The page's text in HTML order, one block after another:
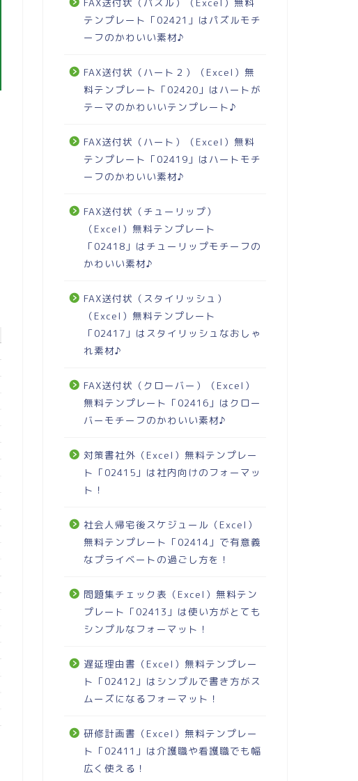
テンプレート「02421」はパズルモチ
ーフのかわいい素材♪
FAX送付状（ハート２）（Excel）無
料テンプレート「02420」はハートが
テーマのかわいいテンプレート♪
FAX送付状（ハート）（Excel）無料
テンプレート「02419」はハートモチ
ーフのかわいい素材♪
FAX送付状（チューリップ）
（Excel）無料テンプレート
「02418」はチューリップモチーフの
かわいい素材♪
FAX送付状（スタイリッシュ）
（Excel）無料テンプレート
「02417」はスタイリッシュなおしゃ
れ素材♪
FAX送付状（クローバー）（Excel）
無料テンプレート「02416」はクロー
バーモチーフのかわいい素材♪
対策書社外（Excel）無料テンプレー
ト「02415」は社内向けのフォーマッ
ト！
社会人帰宅後スケジュール（Excel）
無料テンプレート「02414」で有意義
なプライベートの過ごし方を！
問題集チェック表（Excel）無料テン
プレート「02413」は使い方がとても
シンプルなフォーマット！
遅延理由書（Excel）無料テンプレー
ト「02412」はシンプルで書き方がス
ムーズになるフォーマット！
研修計画書（Excel）無料テンプレー
ト「02411」は介護職や看護職でも幅
広く使える！